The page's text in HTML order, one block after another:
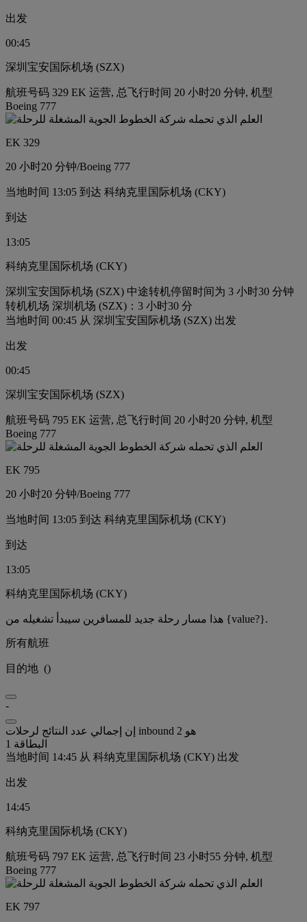
出发
00:45
深圳宝安国际机场 (SZX)
航班号码 329 EK 运营, 总飞行时间 20 小时20 分钟, 机型
Boeing 777
EK 329
20 小时20 分钟/Boeing 777
当地时间 13:05 到达 科纳克里国际机场 (CKY)
到达
13:05
科纳克里国际机场 (CKY)
深圳宝安国际机场 (SZX) 中途转机停留时间为 3 小时30 分钟
转机机场 深圳机场 (SZX)：3 小时30 分
当地时间 00:45 从 深圳宝安国际机场 (SZX) 出发
出发
00:45
深圳宝安国际机场 (SZX)
航班号码 795 EK 运营, 总飞行时间 20 小时20 分钟, 机型
Boeing 777
EK 795
20 小时20 分钟/Boeing 777
当地时间 13:05 到达 科纳克里国际机场 (CKY)
到达
13:05
科纳克里国际机场 (CKY)
هذا مسار رحلة جديد للمسافرين سيبدأ تشغيله من {value?}.
所有航班
目的地 ()
-
إن إجمالي عدد النتائج لرحلات inbound هو 2
البطاقة 1
当地时间 14:45 从 科纳克里国际机场 (CKY) 出发
出发
14:45
科纳克里国际机场 (CKY)
航班号码 797 EK 运营, 总飞行时间 23 小时55 分钟, 机型
Boeing 777
EK 797